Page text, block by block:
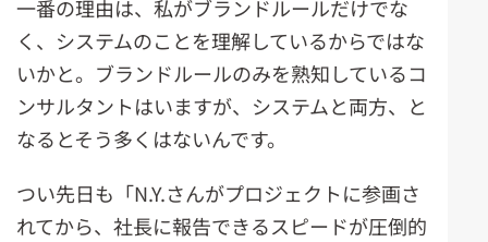
一番の理由は、私がブランドルールだけでな
く、システムのことを理解しているからではな
いかと。ブランドルールのみを熟知しているコ
ンサルタントはいますが、システムと両方、と
なるとそう多くはないんです。
つい先日も「N.Y.さんがプロジェクトに参画さ
れてから、社長に報告できるスピードが圧倒的